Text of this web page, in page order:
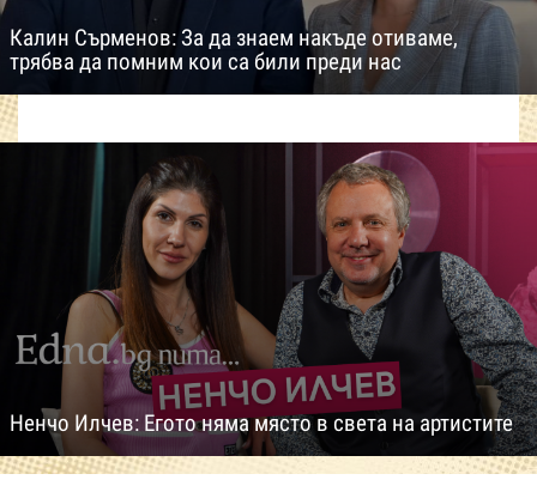
Калин Сърменов: За да знаем накъде отиваме,
трябва да помним кои са били преди нас
Ненчо Илчев: Егото няма място в света на артистите